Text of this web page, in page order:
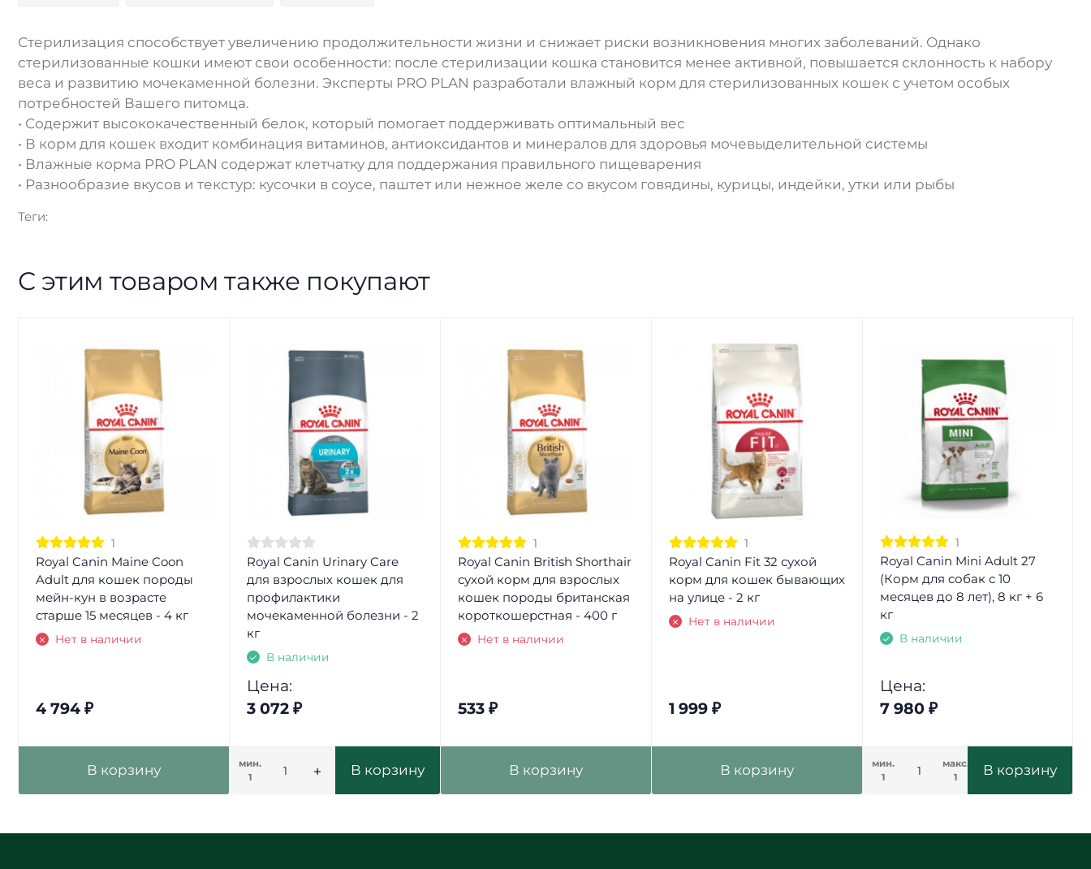
Стерилизация способствует увеличению продолжительности жизни и снижает риски возникновения многих заболеваний. Однако
стерилизованные кошки имеют свои особенности: после стерилизации кошка становится менее активной, повышается склонность к набору
веса и развитию мочекаменной болезни. Эксперты PRO PLAN разработали влажный корм для стерилизованных кошек с учетом особых
потребностей Вашего питомца.
• Содержит высококачественный белок, который помогает поддерживать оптимальный вес
• В корм для кошек входит комбинация витаминов, антиоксидантов и минералов для здоровья мочевыделительной системы
• Влажные корма PRO PLAN содержат клетчатку для поддержания правильного пищеварения
• Разнообразие вкусов и текстур: кусочки в соусе, паштет или нежное желе со вкусом говядины, курицы, индейки, утки или рыбы
Теги:
С этим товаром также покупают
1
Royal Canin Maine Coon
Adult для кошек породы
мейн-кун в возрасте
старше 15 месяцев - 4 кг
Нет в наличии
4 794 ₽
В корзину
Royal Canin Urinary Care
для взрослых кошек для
профилактики
мочекаменной болезни - 2
кг
В наличии
Цена:
3 072 ₽
мин.
1
В корзину
1
Royal Canin British Shorthair
сухой корм для взрослых
кошек породы британская
короткошерстная - 400 г
Нет в наличии
533 ₽
В корзину
1
Royal Canin Fit 32 сухой
корм для кошек бывающих
на улице - 2 кг
Нет в наличии
1 999 ₽
В корзину
1
Royal Canin Mini Adult 27
(Корм для собак с 10
месяцев до 8 лет), 8 кг + 6
кг
В наличии
Цена:
7 980 ₽
мин.
1
макс.
1
В корзину